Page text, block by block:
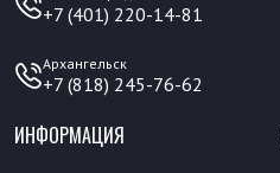
+7 (401) 220-14-81
Архангельск
+7 (818) 245-76-62
ИНФОРМАЦИЯ